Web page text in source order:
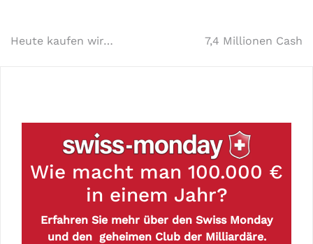
Heute kaufen wir… 7,4 Millionen Cash
Wie macht man 100.000 €
in einem Jahr?
Erfahren Sie mehr über den Swiss Monday
und den geheimen Club der Milliardäre.